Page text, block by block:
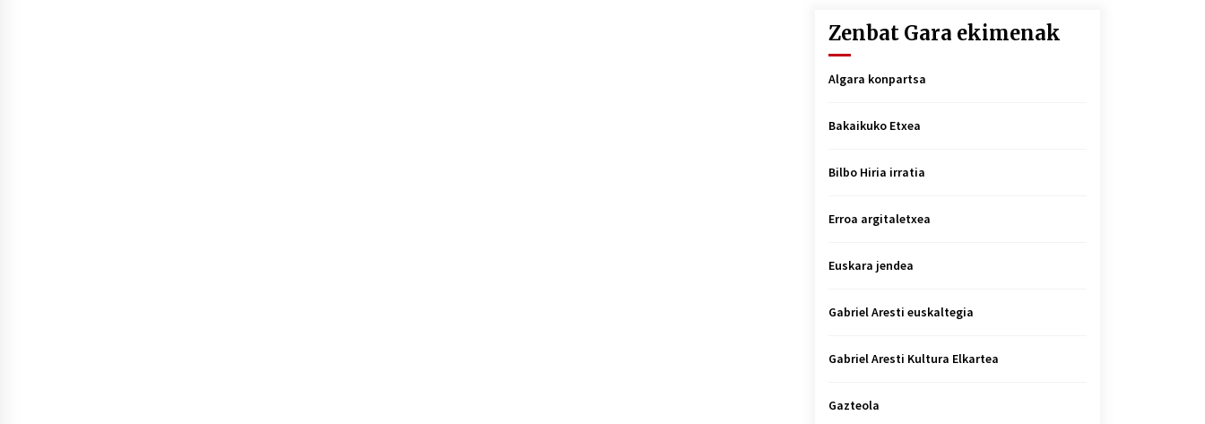
Zenbat Gara ekimenak
Algara konpartsa
Bakaikuko Etxea
Bilbo Hiria irratia
Erroa argitaletxea
Euskara jendea
Gabriel Aresti euskaltegia
Gabriel Aresti Kultura Elkartea
Gazteola